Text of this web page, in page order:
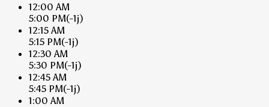
12:00 AM
5:00 PM(-1j)
12:15 AM
5:15 PM(-1j)
12:30 AM
5:30 PM(-1j)
12:45 AM
5:45 PM(-1j)
1:00 AM